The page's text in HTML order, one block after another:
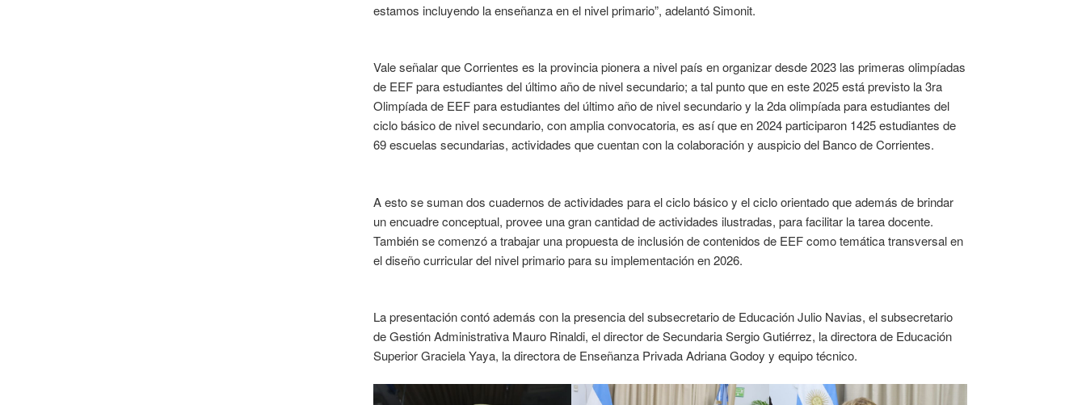
estamos incluyendo la enseñanza en el nivel primario”, adelantó Simonit.
Vale señalar que Corrientes es la provincia pionera a nivel país en organizar desde 2023 las primeras olimpíadas
de EEF para estudiantes del último año de nivel secundario; a tal punto que en este 2025 está previsto la 3ra
Olimpíada de EEF para estudiantes del último año de nivel secundario y la 2da olimpíada para estudiantes del
ciclo básico de nivel secundario, con amplia convocatoria, es así que en 2024 participaron 1425 estudiantes de
69 escuelas secundarias, actividades que cuentan con la colaboración y auspicio del Banco de Corrientes.
A esto se suman dos cuadernos de actividades para el ciclo básico y el ciclo orientado que además de brindar
un encuadre conceptual, provee una gran cantidad de actividades ilustradas, para facilitar la tarea docente.
También se comenzó a trabajar una propuesta de inclusión de contenidos de EEF como temática transversal en
el diseño curricular del nivel primario para su implementación en 2026.
La presentación contó además con la presencia del subsecretario de Educación Julio Navias, el subsecretario
de Gestión Administrativa Mauro Rinaldi, el director de Secundaria Sergio Gutiérrez, la directora de Educación
Superior Graciela Yaya, la directora de Enseñanza Privada Adriana Godoy y equipo técnico.